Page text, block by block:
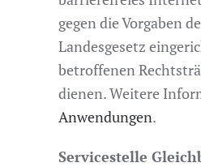
gegen die Vorgaben
Landesgesetz
betroffenen
dienen. Weitere
Anwendungen.
Servicestelle